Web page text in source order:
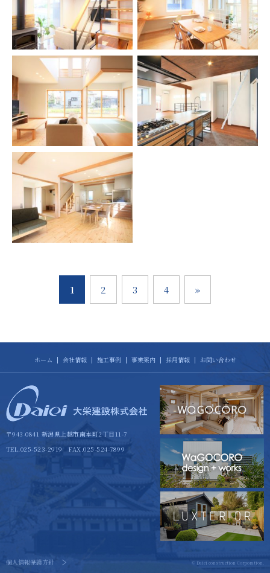
1 2 3 4 »
ホーム 会社情報 施工事例 事業案内 採用情報 お問い合わせ
〒943-0841 新潟県上越市南本町2丁目11-7
TEL.025-523-2919 FAX.025-524-7899
個人情報保護方針 © Daiei construction Corporation .